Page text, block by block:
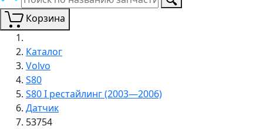
Корзина
Каталог
Volvo
S80
S80 I рестайлинг (2003—2006)
Датчик
53754